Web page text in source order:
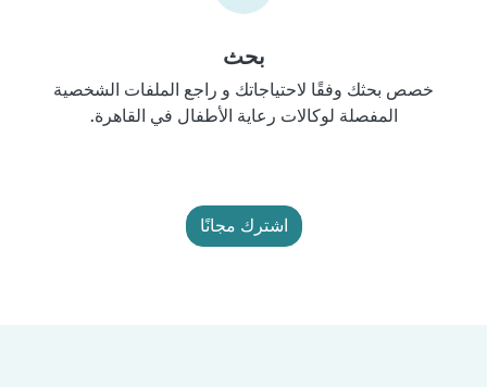
بحث
خصص بحثك وفقًا لاحتياجاتك و راجع الملفات الشخصية
المفصلة لوكالات رعاية الأطفال في القاهرة.
اشترك مجانًا